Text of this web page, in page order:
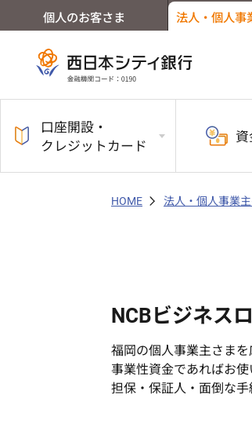
個人のお客さま 法人・個人事
口座開設・
クレジットカード
HOME 法人・個人事業
NCBビジネス
福岡の個人事業主さまを
事業性資金であればお
担保・保証人・面倒な